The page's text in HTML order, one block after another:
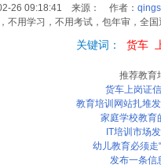
26 09:18:41 来源： 作者：
不用学习，不用考试，包年审，全
关键词： 货车
推荐教育
货车上岗证
教育培训网站扎堆
家庭学校教育
IT培训市场
幼儿教育必须走
发布一条信